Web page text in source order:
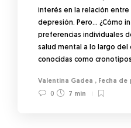
interés en la relación entre
depresión. Pero… ¿Cómo
preferencias individuales
salud mental a lo largo del
conocidas como
Valentina Gadea ,
0
7 min